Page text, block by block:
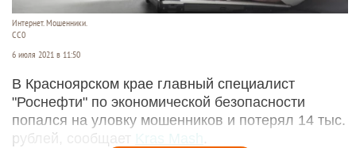
Интернет. Мошенники.
СС0
6 июля 2021 в 11:50
В Красноярском крае главный специалист
"Роснефти" по экономической безопасности
попался на уловку мошенников и потерял 14 тыс.
рублей, сообщает Kras Mash